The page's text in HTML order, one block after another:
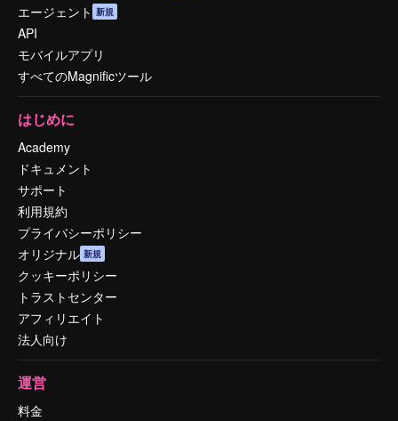
エージェント 新規
API
モバイルアプリ
すべてのMagnificツール
はじめに
Academy
ドキュメント
サポート
利用規約
プライバシーポリシー
オリジナル 新規
クッキーポリシー
トラストセンター
アフィリエイト
法人向け
運営
料金